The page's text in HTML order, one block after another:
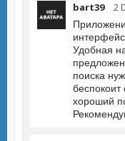
bart39 2
Удобная
поиска
беспокоит
хороший